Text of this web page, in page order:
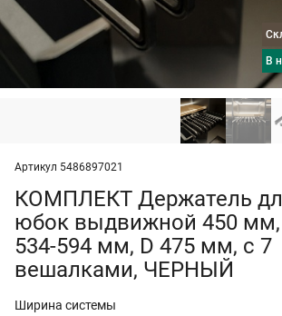
Артикул 5486897021
КОМПЛЕКТ Держатель
юбок выдвижной 450 мм,
534-594 мм, D 475 мм, с 7
вешалками, ЧЕРНЫЙ
Ширина системы